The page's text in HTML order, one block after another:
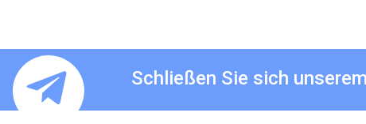
Schließen Sie sich